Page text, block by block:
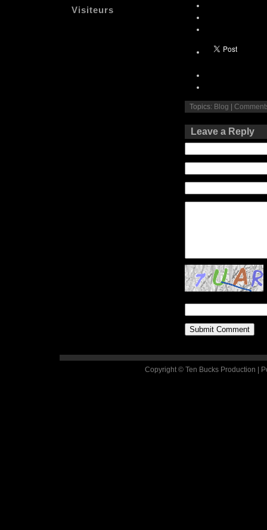
Topics: Blog
Leave a Reply
Visiteurs
Copyright © Ten Bucks Production |